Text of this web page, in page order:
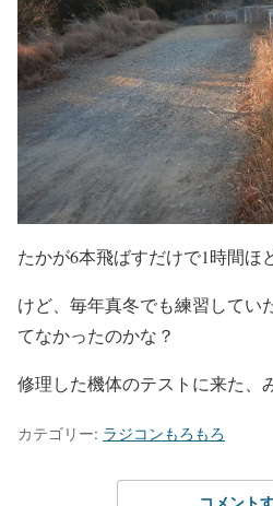
たかが6本飛ばすだけで1時間ほ
けど、毎年真冬でも練習してい
てなかったのかな？
修理した機体のテストに来た、
カテゴリー: ラジコンもろもろ
コメント